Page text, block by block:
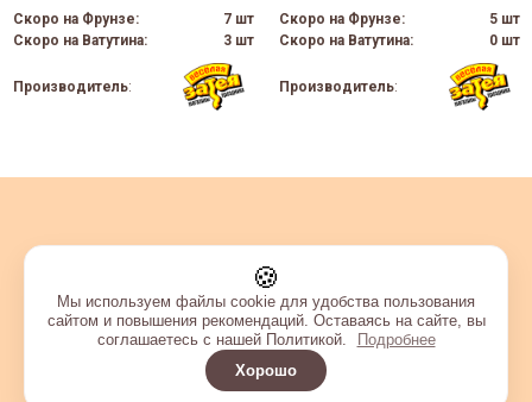
Скоро на Фрунзе:
7 шт
Скоро на Ватутина:
3 шт
Производитель:
Скоро на Фрунзе:
5 шт
Скоро на Ватутина:
0 шт
Производитель:
🍪
Мы используем файлы cookie для удобства пользования
сайтом и повышения рекомендаций. Оставаясь на сайте, вы
соглашаетесь с нашей Политикой.
Подробнее
Хорошо